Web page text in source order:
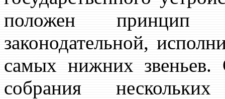
положен принцип
законодательной,
самых нижних звеньев.
собрания